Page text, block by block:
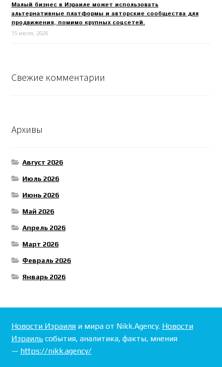
Малый бизнес в Израиле может использовать
альтернативные платформы и авторские сообщества для
продвижения, помимо крупных соцсетей.
15 июля, 2026
Свежие комментарии
Архивы
Август 2026
Июль 2026
Июнь 2026
Май 2026
Апрель 2026
Март 2026
Февраль 2026
Январь 2026
Новости Израиляи мира от Nikk.Agency. Новости
Израильсобытия, аналитика, факты, мнения
— https://nikk.agency/